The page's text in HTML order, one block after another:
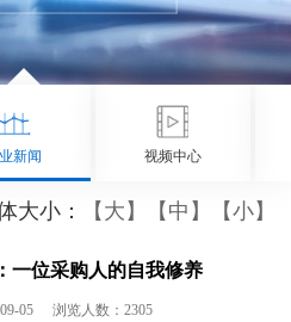
新闻 视频中心
大小： 【大】 【中】 【小】
一位采购人的自我修养
05 浏览人数：2305